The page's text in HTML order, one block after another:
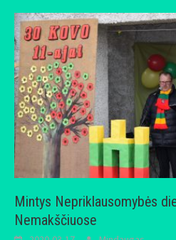
Mintys Nepriklausomybės
Nemakščiuose